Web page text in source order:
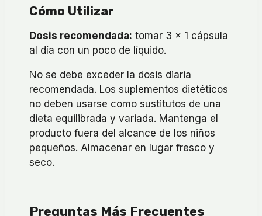
Cómo Utilizar
Dosis recomendada: tomar 3 x 1 cápsula
al día con un poco de líquido.
No se debe exceder la dosis diaria
recomendada. Los suplementos dietéticos
no deben usarse como sustitutos de una
dieta equilibrada y variada. Mantenga el
producto fuera del alcance de los niños
pequeños. Almacenar en lugar fresco y
seco.
Preguntas Más Frecuentes